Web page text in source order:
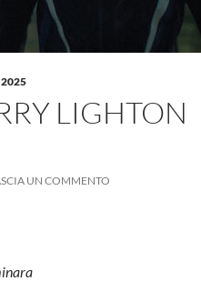
2025
LIGHTON
UN COMMENTO